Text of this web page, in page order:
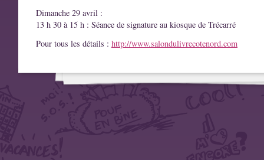
Dimanche 29 avril :
13 h 30 à 15 h : Séance de signature au kiosque de Trécarré
Pour tous les détails : http://www.salondulivrecotenord.com